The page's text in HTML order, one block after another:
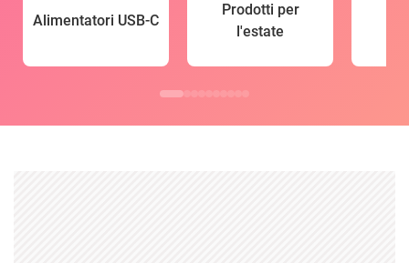
Alimentatori USB-C
Prodotti per
l'estate